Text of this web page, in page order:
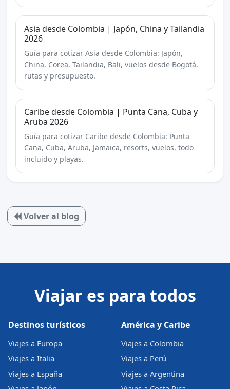
Asia desde Colombia | Japón, China y Tailandia
2026
Guía para cotizar Asia desde Colombia: Japón,
China, Corea, Tailandia, Bali, vuelos desde Bogotá,
rutas y presupuesto.
Caribe desde Colombia | Punta Cana, Cuba y
Aruba 2026
Guía para cotizar Caribe desde Colombia: Punta
Cana, Cuba, Aruba, Jamaica, resorts, vuelos, todo
incluido y playas.
Volver al blog
Viajar es para todos
Destinos turísticos
Viajes a Europa
Viajes a Italia
Viajes a España
América y Caribe
Viajes a Colombia
Viajes a Perú
Viajes a Argentina